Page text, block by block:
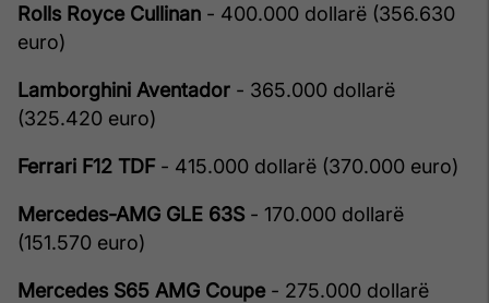
Rolls Royce Cullinan - 400.000 dollarë (356.630
euro)
Lamborghini Aventador - 365.000 dollarë
(325.420 euro)
Ferrari F12 TDF- 415.000 dollarë (370.000 euro)
Mercedes-AMG GLE 63S - 170.000 dollarë
(151.570 euro)
Mercedes S65 AMG Coupe - 275.000 dollarë